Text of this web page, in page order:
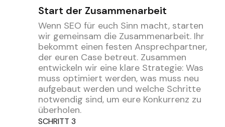
Start der Zusammenarbeit
Wenn SEO für euch Sinn macht, starten
wir gemeinsam die Zusammenarbeit. Ihr
bekommt einen festen Ansprechpartner,
der euren Case betreut. Zusammen
entwickeln wir eine klare Strategie: Was
muss optimiert werden, was muss neu
aufgebaut werden und welche Schritte
notwendig sind, um eure Konkurrenz zu
überholen.
SCHRITT 3